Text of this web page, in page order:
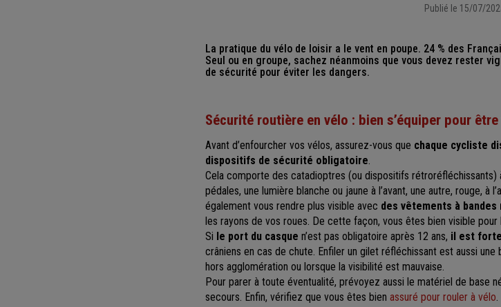
Publié le 15/07/
La pratique du vélo de loisir a le vent en poupe. 24 % des
Seul ou en groupe, sachez néanmoins que vous devez rester
de sécurité pour éviter les dangers.
Sécurité routière en vélo : bien s’équiper pour
Avant d’enfourcher vos vélos, assurez-vous que chaque cycliste
dispositifs de sécurité obligatoire
Cela comporte des catadioptres (ou dispositifs rétroréfléchissants)
pédales, une lumière blanche ou jaune à l’avant, une autre, rouge, à
également vous rendre plus visible avec des vêtements à
les rayons de vos roues. De cette façon, vous êtes bien visible pour
Si le port du casque n’est pas obligatoire après 12 ans, il est
crâniens en cas de chute. Enfiler un gilet réfléchissant est aussi
hors agglomération ou lorsque la visibilité est mauvaise.
Pour parer à toute éventualité, prévoyez aussi le matériel de base
secours. Enfin, vérifiez que vous êtes bien assuré pour rouler à vélo